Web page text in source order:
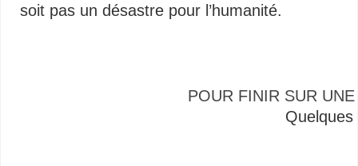
soit pas un désastre pour l’humanité.
POUR FINIR SUR